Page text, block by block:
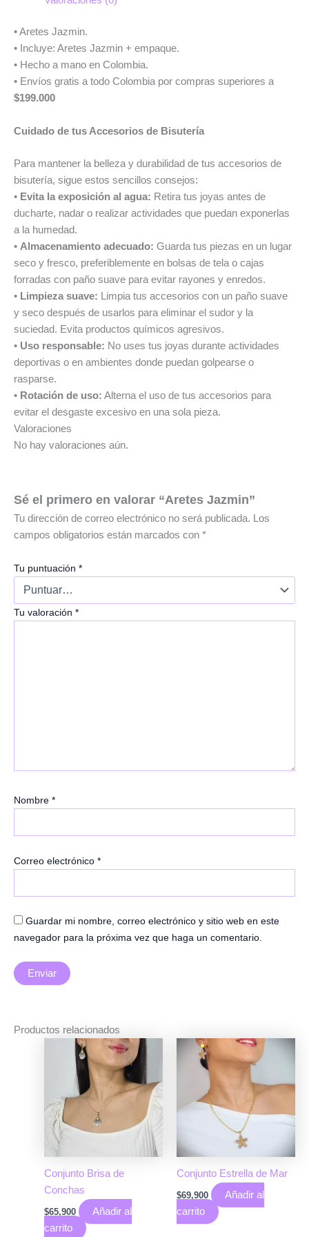
• Aretes Jazmin.
• Incluye: Aretes Jazmin + empaque.
• Hecho a mano en Colombia.
• Envíos gratis a todo Colombia por compras superiores a
$199.000
Cuidado de tus Accesorios de Bisutería
Para mantener la belleza y durabilidad de tus accesorios de
bisutería, sigue estos sencillos consejos:
• Evita la exposición al agua: Retira tus joyas antes de
ducharte, nadar o realizar actividades que puedan exponerlas
a la humedad.
• Almacenamiento adecuado: Guarda tus piezas en un lugar
seco y fresco, preferiblemente en bolsas de tela o cajas
forradas con paño suave para evitar rayones y enredos.
• Limpieza suave: Limpia tus accesorios con un paño suave
y seco después de usarlos para eliminar el sudor y la
suciedad. Evita productos químicos agresivos.
• Uso responsable: No uses tus joyas durante actividades
deportivas o en ambientes donde puedan golpearse o
rasparse.
• Rotación de uso: Alterna el uso de tus accesorios para
evitar el desgaste excesivo en una sola pieza.
Valoraciones
No hay valoraciones aún.
Sé el primero en valorar “Aretes Jazmin”
Tu dirección de correo electrónico no será publicada. Los
campos obligatorios están marcados con *
Tu puntuación *
Tu valoración *
Nombre *
Correo electrónico *
Guardar mi nombre, correo electrónico y sitio web en este
navegador para la próxima vez que haga un comentario.
Productos relacionados
Conjunto Brisa de
Conchas
$65,900
Añadir al
carrito
Conjunto Estrella de Mar
$69,900
Añadir al
carrito